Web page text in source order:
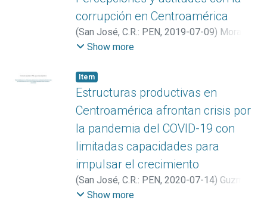
corrupción en Centroamérica
(San José, C.R.: PEN, 2019-07-09) Mora
Román, Alberto
Show more
Item
Estructuras productivas en
Centroamérica afrontan crisis por
la pandemia del COVID-19 con
limitadas capacidades para
impulsar el crecimiento
(San José, C.R.: PEN, 2020-07-14) Guzmán
Benavides, Marisol
Show more